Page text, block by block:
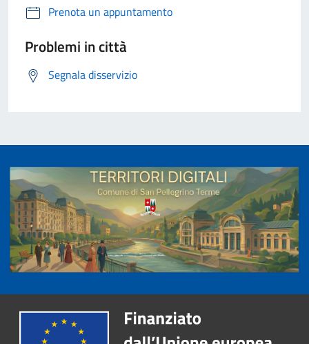
Prenota un appuntamento
Problemi in città
Segnala disservizio